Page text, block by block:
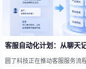
客服自动化计划：从聊天